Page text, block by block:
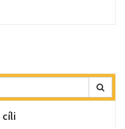
Hledat
cíli